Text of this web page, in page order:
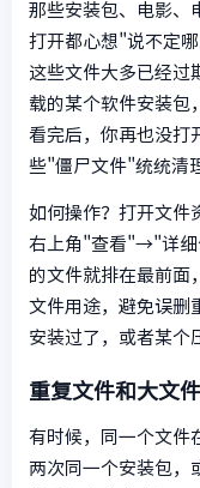
那些安装包、电影、
打开都心想"说不定
这些文件大多已经过
载的某个软件安装包
看完后，你再也没打
些"僵尸文件"统统清
如何操作？打开文件
右上角"查看"→"详细
的文件就排在最前面
文件用途，避免误删
安装过了，或者某个
重复文件和大文
有时候，同一个文件
两次同一个安装包，